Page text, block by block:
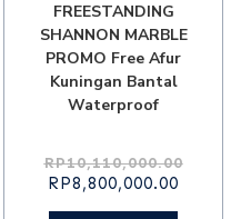
FREESTANDING
SHANNON MARBLE
PROMO Free Afur
Kuningan Bantal
Waterproof
RP10,110,000.00
RP8,800,000.00